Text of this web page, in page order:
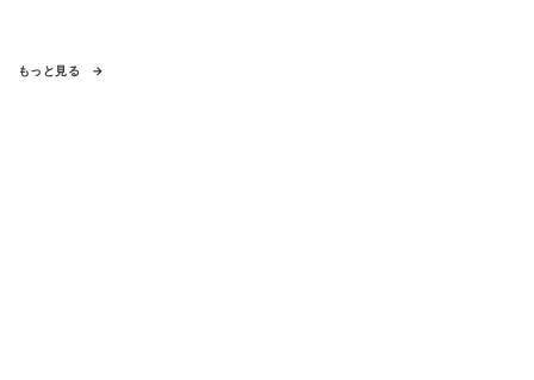
もっと見る